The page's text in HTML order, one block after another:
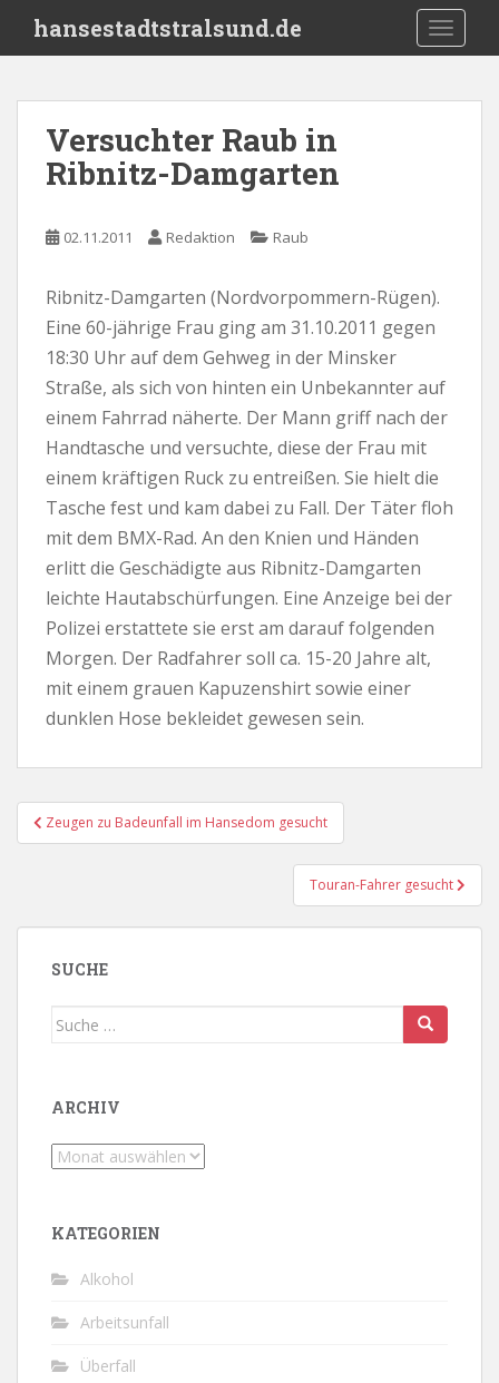
i
hansestadtstralsund.de
Versuchter Raub in
Ribnitz-Damgarten
02.11.2011 Redaktion Raub
Ribnitz-Damgarten (Nordvorpommern-Rügen).
Eine 60-jährige Frau ging am 31.10.2011 gegen
18:30 Uhr auf dem Gehweg in der Minsker
Straße, als sich von hinten ein Unbekannter auf
einem Fahrrad näherte. Der Mann griff nach der
Handtasche und versuchte, diese der Frau mit
einem kräftigen Ruck zu entreißen. Sie hielt die
Tasche fest und kam dabei zu Fall. Der Täter floh
mit dem BMX-Rad. An den Knien und Händen
erlitt die Geschädigte aus Ribnitz-Damgarten
leichte Hautabschürfungen. Eine Anzeige bei der
Polizei erstattete sie erst am darauf folgenden
Morgen. Der Radfahrer soll ca. 15-20 Jahre alt,
mit einem grauen Kapuzenshirt sowie einer
dunklen Hose bekleidet gewesen sein.
Beitragsnavigation
Zeugen zu Badeunfall im Hansedom gesucht
Touran-Fahrer gesucht
SUCHE
Suche
ARCHIV
Archiv
KATEGORIEN
Alkohol
Arbeitsunfall
Überfall